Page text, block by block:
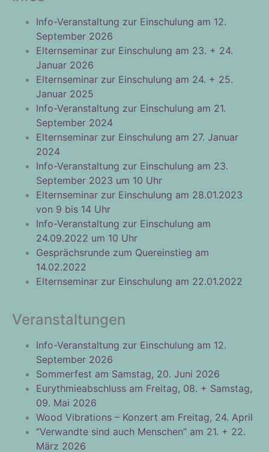
Info-Veranstaltung zur Einschulung am 12.
September 2026
Elternseminar zur Einschulung am 23. + 24.
Januar 2026
Elternseminar zur Einschulung am 24. + 25.
Januar 2025
Info-Veranstaltung zur Einschulung am 21.
September 2024
Elternseminar zur Einschulung am 27. Januar
2024
Info-Veranstaltung zur Einschulung am 23.
September 2023 um 10 Uhr
Elternseminar zur Einschulung am 28.01.2023
von 9 bis 14 Uhr
Info-Veranstaltung zur Einschulung am
24.09.2022 um 10 Uhr
Gesprächsrunde zum Quereinstieg am
14.02.2022
Elternseminar zur Einschulung am 22.01.2022
Veranstaltungen
Info-Veranstaltung zur Einschulung am 12.
September 2026
Sommerfest am Samstag, 20. Juni 2026
Eurythmieabschluss am Freitag, 08. + Samstag,
09. Mai 2026
Wood Vibrations – Konzert am Freitag, 24. April
“Verwandte sind auch Menschen” am 21. + 22.
März 2026